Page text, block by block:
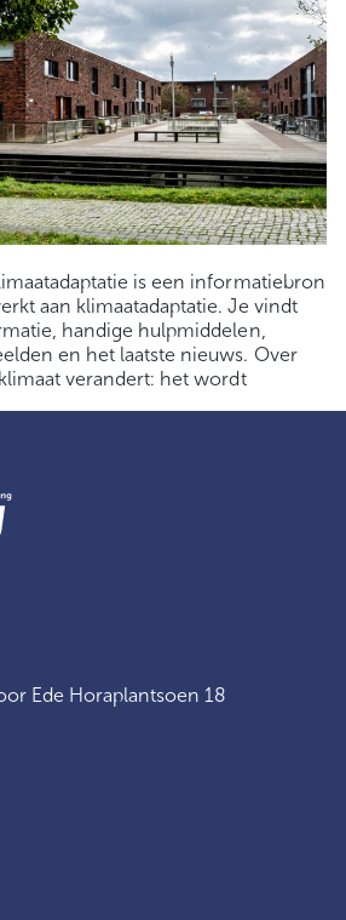
is een informatiebron
aan klimaatadaptatie. Je vindt
handige hulpmiddelen,
en het laatste nieuws. Over
verandert: het wordt
Ede Horaplantsoen 18